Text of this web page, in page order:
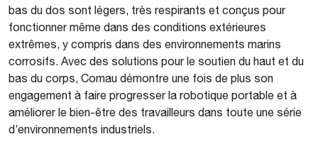
bas du dos sont légers, très respirants et conçus pour
fonctionner même dans des conditions extérieures
extrêmes, y compris dans des environnements marins
corrosifs. Avec des solutions pour le soutien du haut et du
bas du corps, Comau démontre une fois de plus son
engagement à faire progresser la robotique portable et à
améliorer le bien-être des travailleurs dans toute une série
d’environnements industriels.